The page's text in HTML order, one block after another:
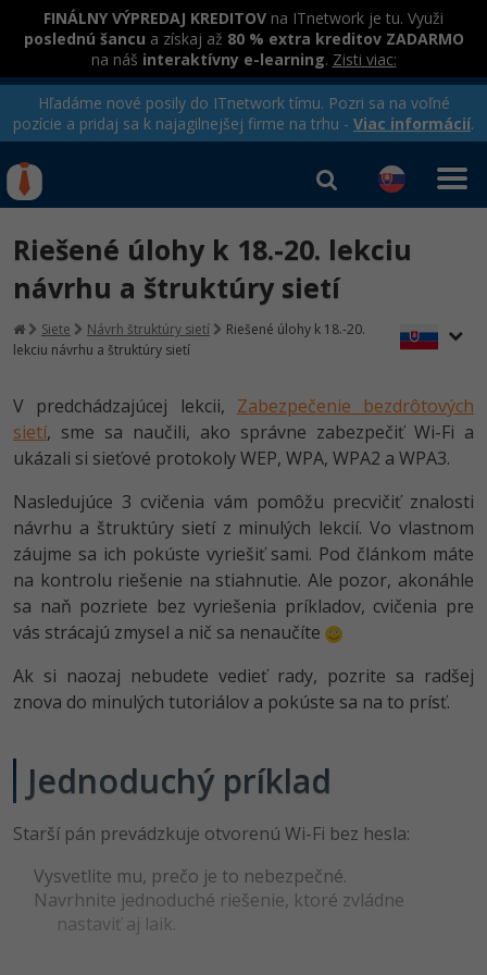
FINÁLNY VÝPREDAJ KREDITOV na ITnetwork je tu. Využi
poslednú šancu a získaj až 80 % extra kreditov ZADARMO
na náš interaktívny e-learning. Zisti viac:
Hľadáme nové posily do ITnetwork tímu. Pozri sa na voľné
pozície a pridaj sa k najagilnejšej firme na trhu - Viac informácií.
Rekvalifikačné kurzy
hradené úradom práce
Kurzy programovania
Ako začať?
Java -80%
C# .NET -80%
Python -80%
JavaScript -80%
PHP -80%
C++
Swift -80%
Kotlin
Céčko
VB.NET
SQL
Testovanie softvéru
Marketing -30%
WordPress
SEO -30%
Business
-30%
MS Office -80%
Google Dokumenty
Time management
Fórum
Prihlásiť sa|Registrovať
Riešené úlohy k 18.-20. lekciu
návrhu a štruktúry sietí
Siete Návrh štruktúry sietí
Riešené úlohy k 18.-20.
lekciu návrhu a štruktúry sietí
V predchádzajúcej lekcii, Zabezpečenie bezdrôtových
sietí, sme sa naučili, ako správne zabezpečiť Wi-Fi a
ukázali si sieťové protokoly WEP, WPA, WPA2 a WPA3.
Nasledujúce 3 cvičenia vám pomôžu precvičiť znalosti
návrhu a štruktúry sietí z minulých lekcií. Vo vlastnom
záujme sa ich pokúste vyriešiť sami. Pod článkom máte
na kontrolu riešenie na stiahnutie. Ale pozor, akonáhle
sa naň pozriete bez vyriešenia príkladov, cvičenia pre
vás strácajú zmysel a nič sa nenaučíte
Ak si naozaj nebudete vedieť rady, pozrite sa radšej
znova do minulých tutoriálov a pokúste sa na to prísť.
Jednoduchý príklad
Starší pán prevádzkuje otvorenú Wi-Fi bez hesla:
Vysvetlite mu, prečo je to nebezpečné.
Navrhnite jednoduché riešenie, ktoré zvládne
nastaviť aj laik.